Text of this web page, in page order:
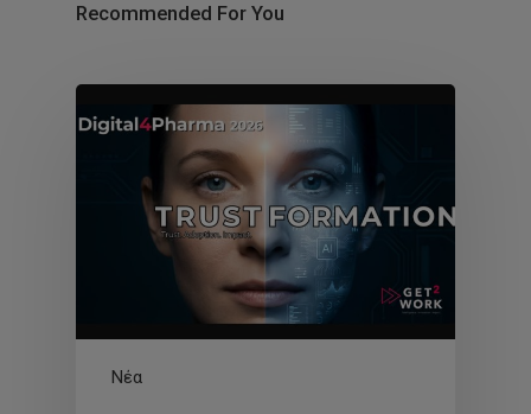
Recommended For You
Νέα